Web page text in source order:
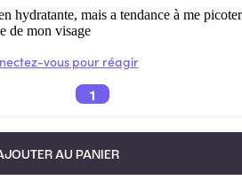
hydratante, mais a tendance à me picoter
de mon visage
vous pour réagir
1
AU PANIER